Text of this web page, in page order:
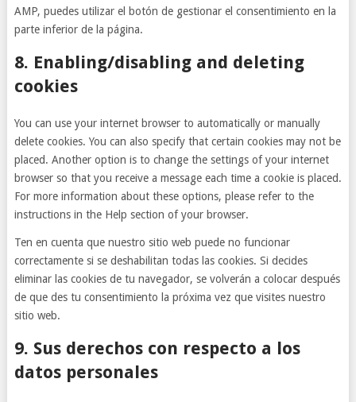
AMP, puedes utilizar el botón de gestionar el consentimiento en la
parte inferior de la página.
8. Enabling/disabling and deleting
cookies
You can use your internet browser to automatically or manually
delete cookies. You can also specify that certain cookies may not be
placed. Another option is to change the settings of your internet
browser so that you receive a message each time a cookie is placed.
For more information about these options, please refer to the
instructions in the Help section of your browser.
Ten en cuenta que nuestro sitio web puede no funcionar
correctamente si se deshabilitan todas las cookies. Si decides
eliminar las cookies de tu navegador, se volverán a colocar después
de que des tu consentimiento la próxima vez que visites nuestro
sitio web.
9. Sus derechos con respecto a los
datos personales